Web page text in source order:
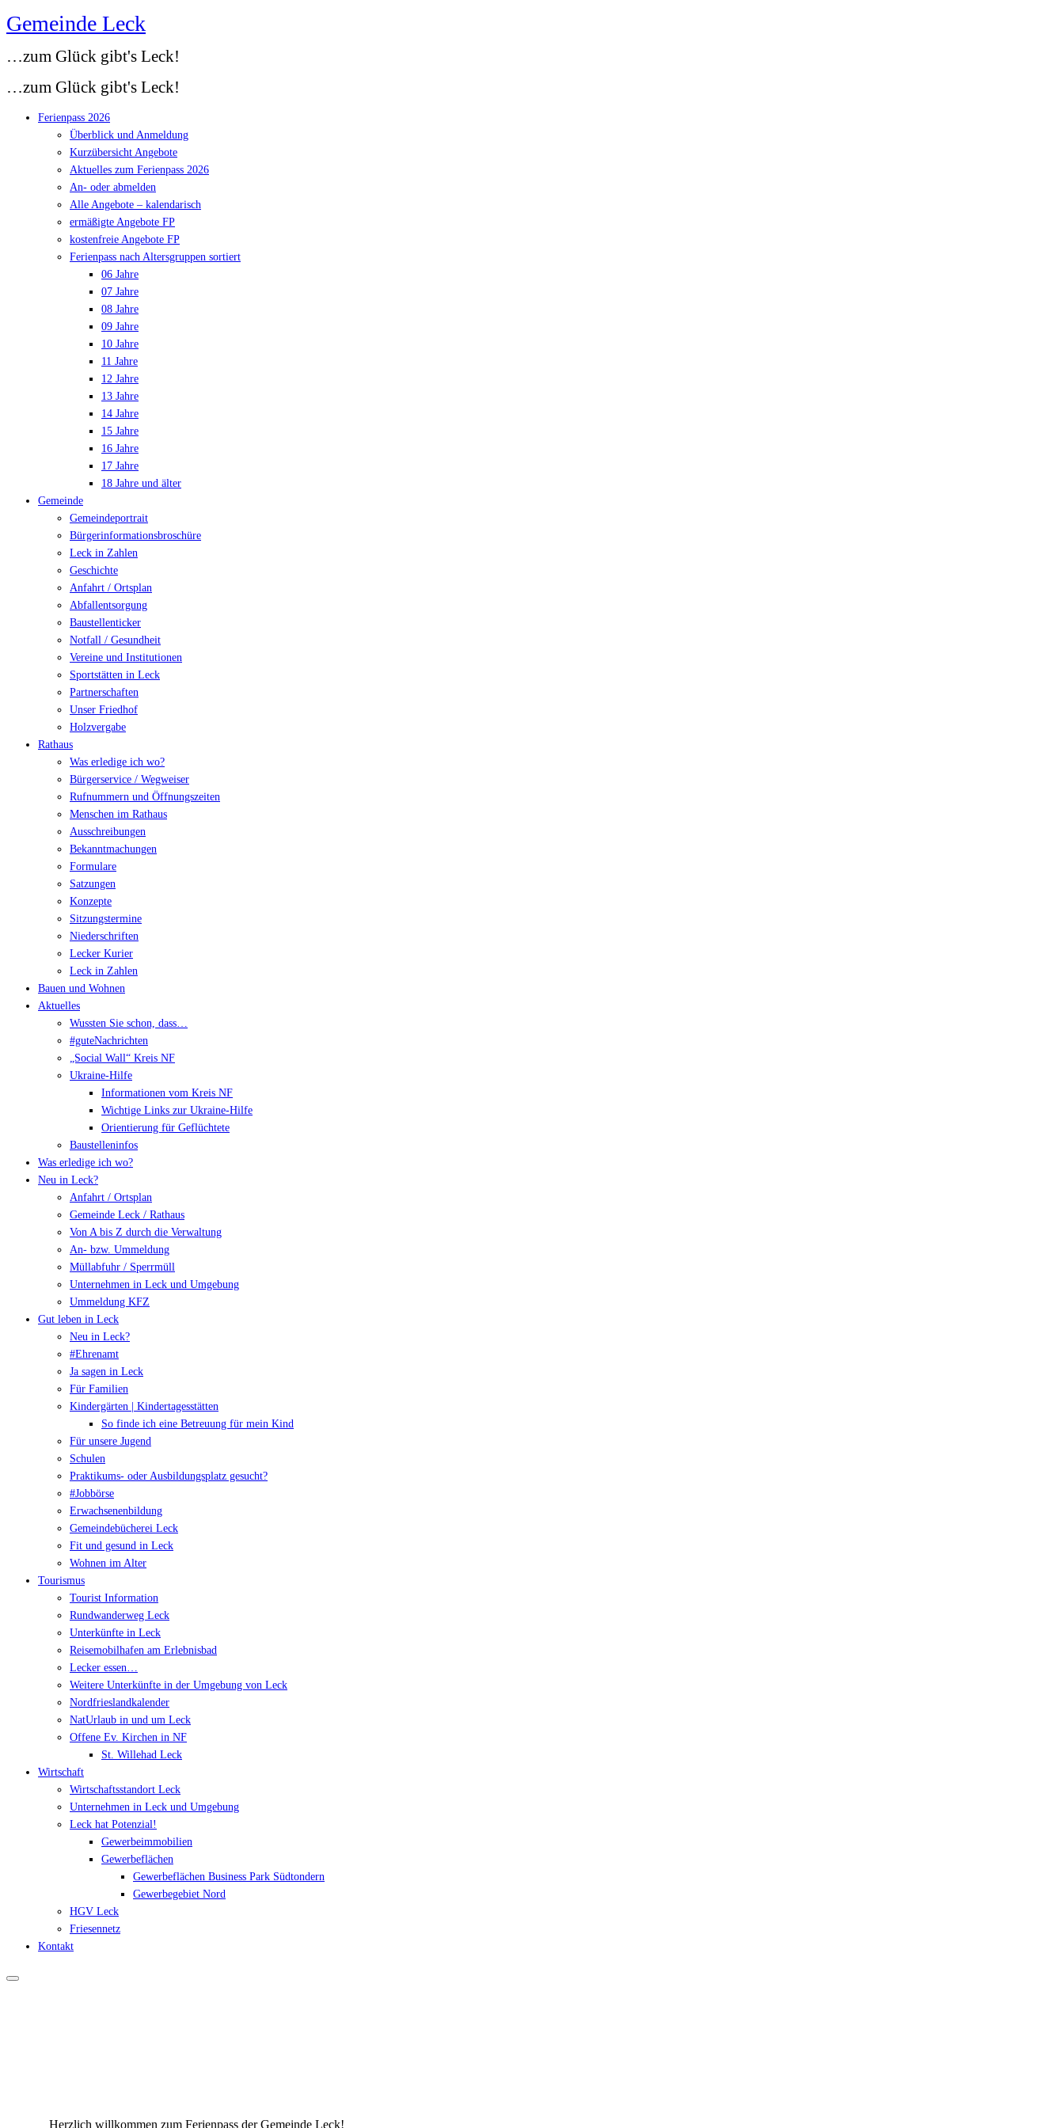
Zum
springen
Gemeinde Leck
…zum Glück gibt's Leck!
…zum Glück gibt's Leck!
Ferienpass 2026
Überblick und Anmeldung
Kurzübersicht Angebote
Aktuelles zum Ferienpass 2026
An- oder abmelden
Alle Angebote – kalendarisch
ermäßigte Angebote FP
kostenfreie Angebote FP
Ferienpass nach Altersgruppen sortiert
06 Jahre
07 Jahre
08 Jahre
09 Jahre
10 Jahre
11 Jahre
12 Jahre
13 Jahre
14 Jahre
15 Jahre
16 Jahre
17 Jahre
18 Jahre und älter
Gemeinde
Gemeindeportrait
Bürgerinformationsbroschüre
Leck in Zahlen
Geschichte
Anfahrt / Ortsplan
Abfallentsorgung
Baustellenticker
Notfall / Gesundheit
Vereine und Institutionen
Sportstätten in Leck
Partnerschaften
Unser Friedhof
Holzvergabe
Rathaus
Was erledige ich wo?
Bürgerservice / Wegweiser
Rufnummern und Öffnungszeiten
Menschen im Rathaus
Ausschreibungen
Bekanntmachungen
Formulare
Satzungen
Konzepte
Sitzungstermine
Niederschriften
Lecker Kurier
Leck in Zahlen
Bauen und Wohnen
Aktuelles
Wussten Sie schon, dass…
#guteNachrichten
„Social Wall“ Kreis NF
Ukraine-Hilfe
Informationen vom Kreis NF
Wichtige Links zur Ukraine-Hilfe
Orientierung für Geflüchtete
Baustelleninfos
Was erledige ich wo?
Neu in Leck?
Anfahrt / Ortsplan
Gemeinde Leck / Rathaus
Von A bis Z durch die Verwaltung
An- bzw. Ummeldung
Müllabfuhr / Sperrmüll
Unternehmen in Leck und Umgebung
Ummeldung KFZ
Gut leben in Leck
Neu in Leck?
#Ehrenamt
Ja sagen in Leck
Für Familien
Kindergärten | Kindertagesstätten
So finde ich eine Betreuung für mein Kind
Für unsere Jugend
Schulen
Praktikums- oder Ausbildungsplatz gesucht?
#Jobbörse
Erwachsenenbildung
Gemeindebücherei Leck
Fit und gesund in Leck
Wohnen im Alter
Tourismus
Tourist Information
Rundwanderweg Leck
Unterkünfte in Leck
Reisemobilhafen am Erlebnisbad
Lecker essen…
Weitere Unterkünfte in der Umgebung von Leck
Nordfrieslandkalender
NatUrlaub in und um Leck
Offene Ev. Kirchen in NF
St. Willehad Leck
Wirtschaft
Wirtschaftsstandort Leck
Unternehmen in Leck und Umgebung
Leck hat Potenzial!
Gewerbeimmobilien
Gewerbeflächen
Gewerbeflächen Business Park Südtondern
Gewerbegebiet Nord
HGV Leck
Friesennetz
Kontakt
Herzlich willkommen zum Ferienpass der Gemeinde Leck!